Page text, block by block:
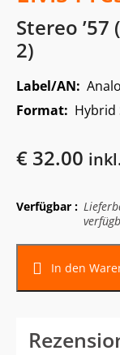
Stereo
2)
Label/AN:
Format: Hybrid
€ 32.00
Verfügbar :
In den